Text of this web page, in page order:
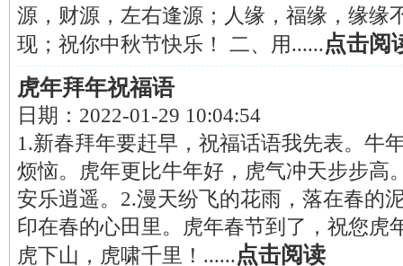
源，财源，左右逢源；人缘，福缘，缘缘
现；祝你中秋节快乐！ 二、用......点击阅
虎年拜年祝福语
日期： 2022-01-29 10:04:54
1.新春拜年要赶早，祝福话语我先表。牛
烦恼。虎年更比牛年好，虎气冲天步步高
安乐逍遥。2.漫天纷飞的花雨，落在春的
印在春的心田里。虎年春节到了，祝您虎
虎下山，虎啸千里！......点击阅读